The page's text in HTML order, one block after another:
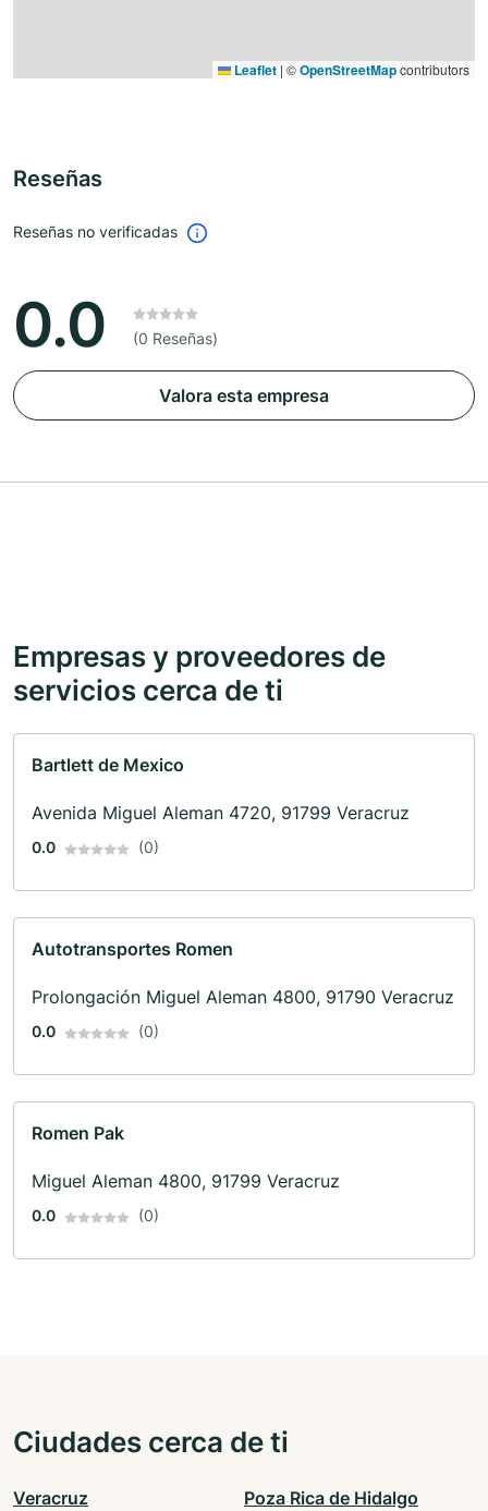
Leaflet | ©OpenStreetMapcontributors
Reseñas
Reseñas no verificadas
0.0 (0 Reseñas)
Valora esta empresa
Empresas y proveedores de
servicios cerca de ti
Bartlett de Mexico
Avenida Miguel Aleman 4720, 91799 Veracruz
0.0 (0)
Autotransportes Romen
Prolongación Miguel Aleman 4800, 91790 Veracruz
0.0 (0)
Romen Pak
Miguel Aleman 4800, 91799 Veracruz
0.0 (0)
Ciudades cerca de ti
Veracruz Poza Rica de Hidalgo